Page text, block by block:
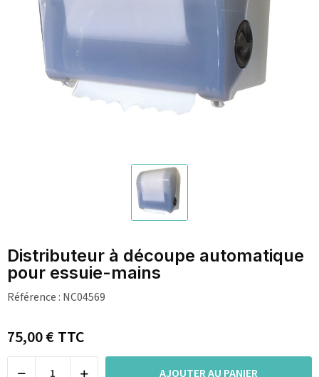
Distributeur à découpe automatique
pour essuie-mains
Référence : NC04569
75,00 €TTC
AJOUTER AU PANIER